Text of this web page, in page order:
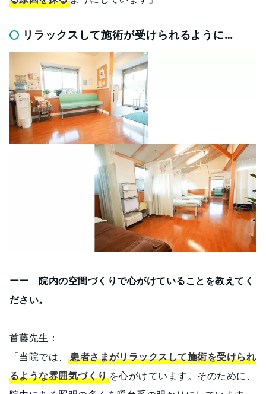
リラックスして施術が受けられるように…
ーー 院内の空間づくりで心がけていることを教えてく
ださい。
首藤先生：
「当院では、
患者さまがリラックスして施術を受けられ
るような雰囲気づくり を心がけています。そのために、